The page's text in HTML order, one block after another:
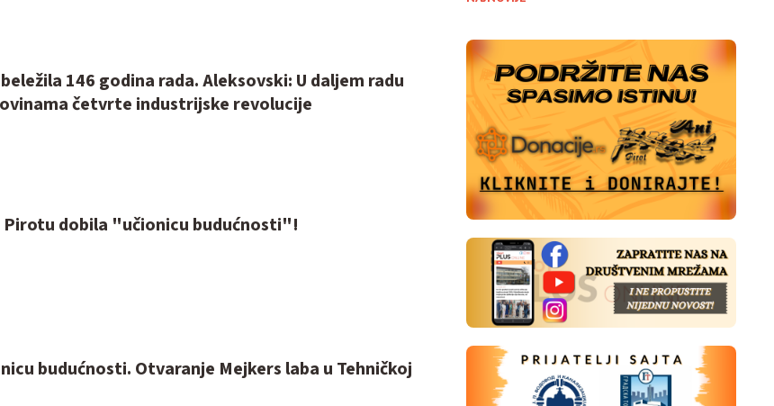
146 godina rada. Aleksovski: U daljem radu
četvrte industrijske revolucije
Pirotu dobila "učionicu budućnosti"!
budućnosti. Otvaranje Mejkers laba u Tehničkoj